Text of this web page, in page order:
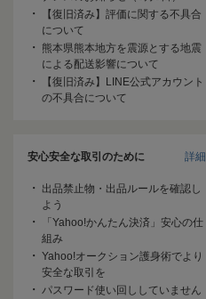
【復旧済み】評価に関する不具合
について
熊本県熊本地方を震源とする地震
による配送影響について
【復旧済み】LINE公式アカウント
の不具合について
安心安全な取引のために 詳細
出品禁止物・出品ルールを確認し
よう
「Yahoo!かんたん決済」安心の仕
組み
Yahoo!オークション護身術でより
安全な取引を
パスワード使い回ししていません